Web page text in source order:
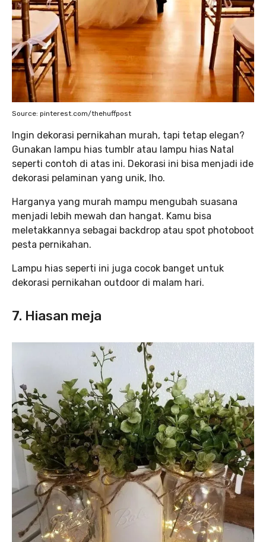
Source: pinterest.com/thehuffpost
Ingin dekorasi pernikahan murah, tapi tetap elegan?
Gunakan lampu hias tumblr atau lampu hias Natal
seperti contoh di atas ini. Dekorasi ini bisa menjadi ide
dekorasi pelaminan yang unik, lho.
Harganya yang murah mampu mengubah suasana
menjadi lebih mewah dan hangat. Kamu bisa
meletakkannya sebagai backdrop atau spot photoboot
pesta pernikahan.
Lampu hias seperti ini juga cocok banget untuk
dekorasi pernikahan outdoor di malam hari.
7. Hiasan meja